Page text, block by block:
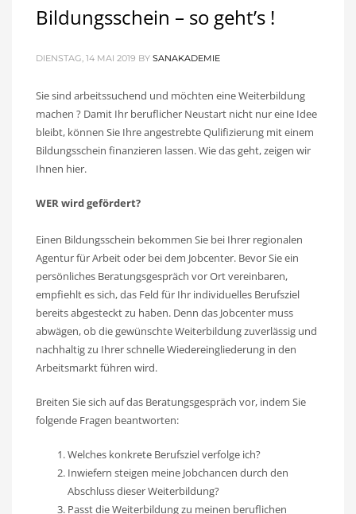
Bildungsschein – so geht’s !
DIENSTAG, 14 MAI 2019 BY SANAKADEMIE
Sie sind arbeitssuchend und möchten eine Weiterbildung
machen ? Damit Ihr beruflicher Neustart nicht nur eine Idee
bleibt, können Sie Ihre angestrebte Qulifizierung mit einem
Bildungsschein finanzieren lassen. Wie das geht, zeigen wir
Ihnen hier.
WER wird gefördert?
Einen Bildungsschein bekommen Sie bei Ihrer regionalen
Agentur für Arbeit oder bei dem Jobcenter. Bevor Sie ein
persönliches Beratungsgespräch vor Ort vereinbaren,
empfiehlt es sich, das Feld für Ihr individuelles Berufsziel
bereits abgesteckt zu haben. Denn das Jobcenter muss
abwägen, ob die gewünschte Weiterbildung zuverlässig und
nachhaltig zu Ihrer schnelle Wiedereingliederung in den
Arbeitsmarkt führen wird.
Breiten Sie sich auf das Beratungsgespräch vor, indem Sie
folgende Fragen beantworten:
Welches konkrete Berufsziel verfolge ich?
Inwiefern steigen meine Jobchancen durch den
Abschluss dieser Weiterbildung?
Passt die Weiterbildung zu meinen beruflichen